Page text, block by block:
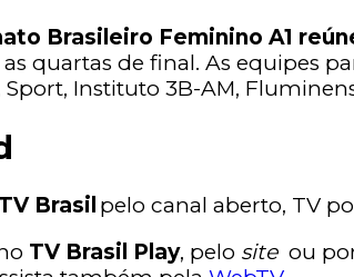
Brasileiro Feminino A1
quartas de final. As equipes
Instituto 3B-AM,
TV Brasil pelo canal aberto, TV
TV Brasil Play, pelo site ou